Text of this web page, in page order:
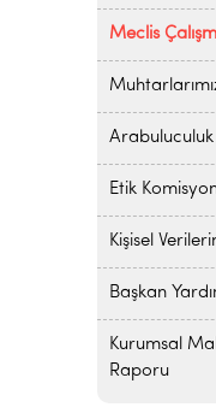
Meclis
Etik
Kişisel
Başkan
Kurumsal
Raporu